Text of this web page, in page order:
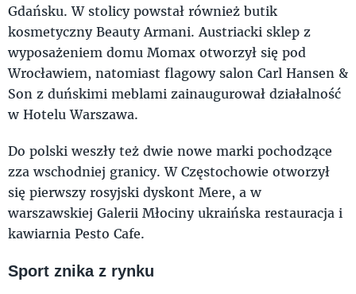
Gdańsku. W stolicy powstał również butik
kosmetyczny Beauty Armani. Austriacki sklep z
wyposażeniem domu Momax otworzył się pod
Wrocławiem, natomiast flagowy salon Carl Hansen &
Son z duńskimi meblami zainaugurował działalność
w Hotelu Warszawa.
Do polski weszły też dwie nowe marki pochodzące
zza wschodniej granicy. W Częstochowie otworzył
się pierwszy rosyjski dyskont Mere, a w
warszawskiej Galerii Młociny ukraińska restauracja i
kawiarnia Pesto Cafe.
Sport znika z rynku